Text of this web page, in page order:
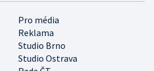
Pro média
Reklama
Studio Brno
Studio Ostrava